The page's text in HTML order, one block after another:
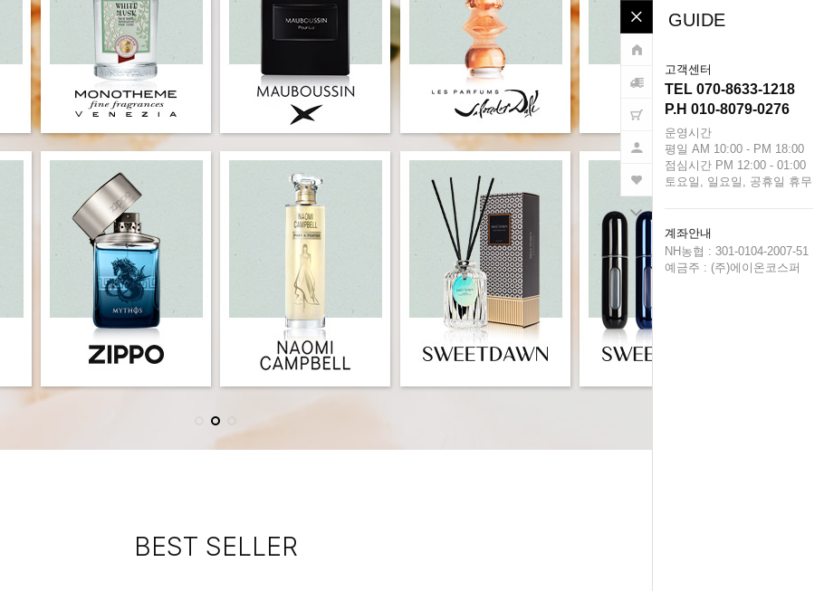
GUIDE
고객센터
TEL 070-8633-1218
P.H 010-8079-0276
운영시간
평일 AM 10:00 - PM 18:00
점심시간 PM 12:00 - 01:00
토요일, 일요일, 공휴일 휴무
계좌안내
NH농협 : 301-0104-2007-51
예금주 : (주)에이온코스퍼
BEST SELLER